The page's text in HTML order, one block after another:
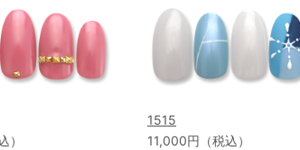
）
1515
11,000円（税込）